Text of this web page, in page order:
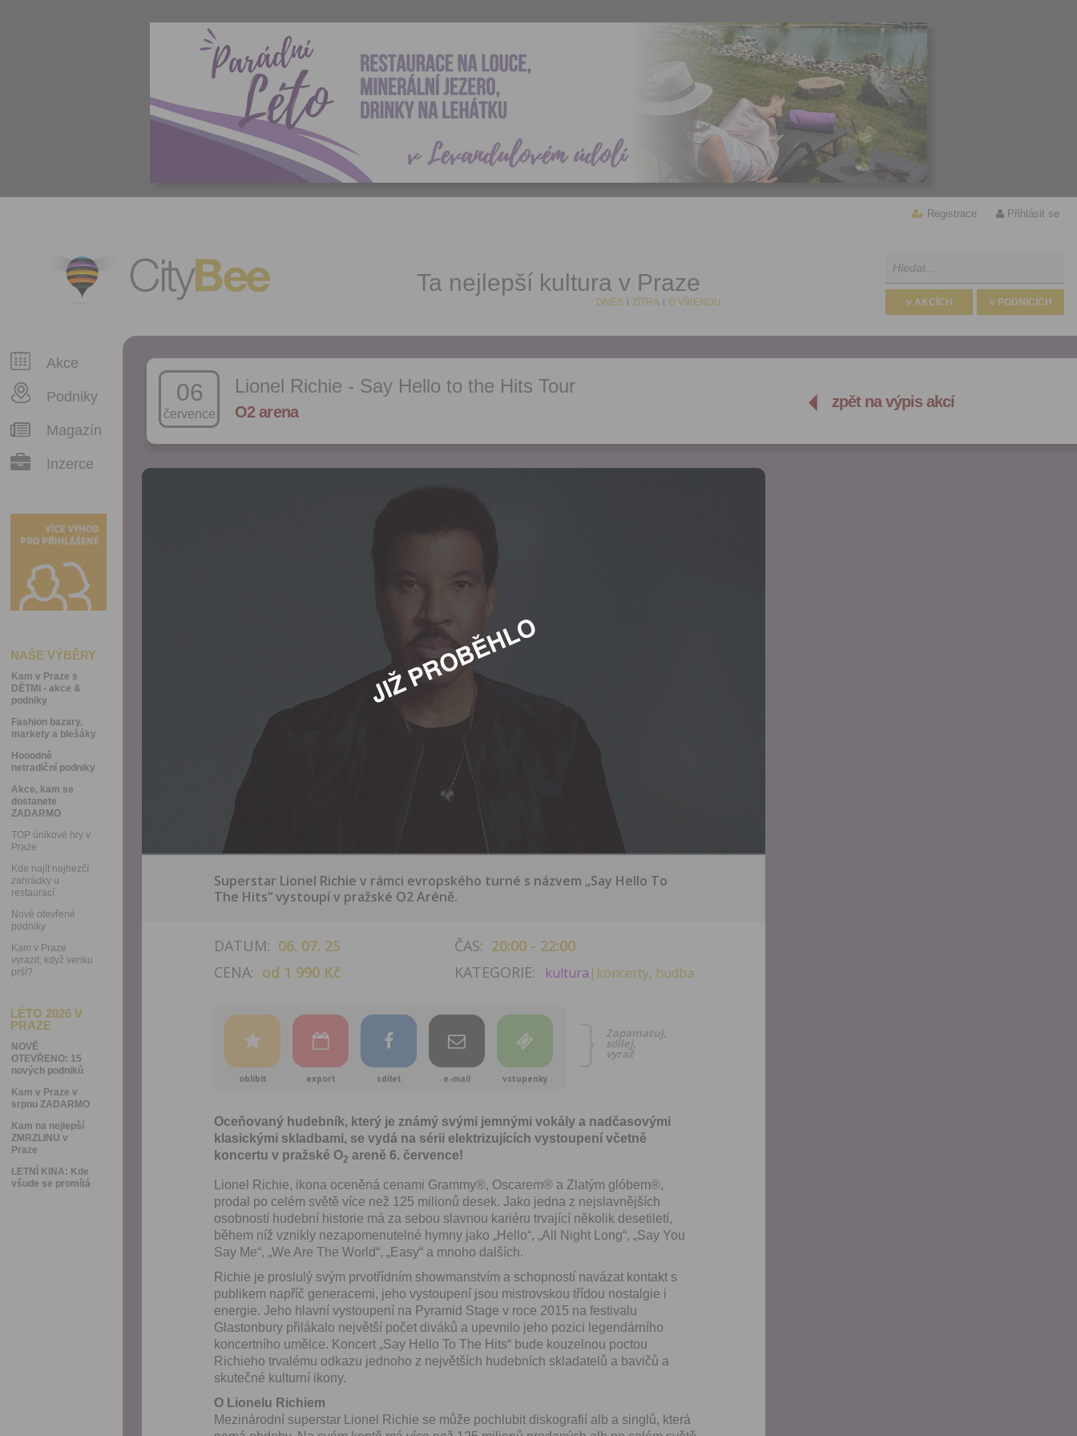
Registrace Přihlásit se
CityBee Ta nejlepší kultura v Praze
DNES i ZÍTRA i O VÍKENDU
Akce
Podniky
Magazín
Inzerce
NAŠE VÝBĚRY
Kam v Praze s
DĚTMI - akce &
podniky
Fashion bazary,
markety a blešáky
Hooodně
netradiční podniky
Akce, kam se
dostanete
ZADARMO
TOP únikové hry v
Praze
Kde najít nejhezčí
zahrádky u
restaurací
Nově otevřené
podniky
Kam v Praze
vyrazit, když venku
prší?
LÉTO 2026 V
PRAZE
NOVĚ
OTEVŘENO: 15
nových podniků
Kam v Praze v
srpnu ZADARMO
Kam na nejlepší
ZMRZLINU v
Praze
LETNÍ KINA: Kde
všude se promítá
06
července
Lionel Richie - Say Hello to the Hits Tour
O2 arena
zpět na výpis akcí
Superstar Lionel Richie v rámci evropského turné s názvem „Say Hello To
The Hits“ vystoupí v pražské O2 Aréně.
DATUM: 06. 07. 25
CENA: od 1 990 Kč
ČAS: 20:00 - 22:00
KATEGORIE:
kultura |koncerty, hudba
oblíbit export sdílet e-mail vstupenky
Zapamatuj,
sdílej,
vyraž
Oceňovaný hudebník, který je známý svými jemnými vokály a nadčasovými
klasickými skladbami, se vydá na sérii elektrizujících vystoupení včetně
koncertu v pražské O2 areně 6. července!
Lionel Richie, ikona oceněná cenami Grammy®, Oscarem® a Zlatým glóbem®,
prodal po celém světě více než 125 milionů desek. Jako jedna z nejslavnějších
osobností hudební historie má za sebou slavnou kariéru trvající několik desetiletí,
během níž vznikly nezapomenutelné hymny jako „Hello“, „All Night Long“, „Say You
Say Me“, „We Are The World“, „Easy“ a mnoho dalších.
Richie je proslulý svým prvotřídním showmanstvím a schopností navázat kontakt s
publikem napříč generacemi, jeho vystoupení jsou mistrovskou třídou nostalgie i
energie. Jeho hlavní vystoupení na Pyramid Stage v roce 2015 na festivalu
Glastonbury přilákalo největší počet diváků a upevnilo jeho pozici legendárního
koncertního umělce. Koncert „Say Hello To The Hits“ bude kouzelnou poctou
Richieho trvalému odkazu jednoho z největších hudebních skladatelů a bavičů a
skutečné kulturní ikony.
O Lionelu Richiem
Mezinárodní superstar Lionel Richie se může pochlubit diskografií alb a singlů, která